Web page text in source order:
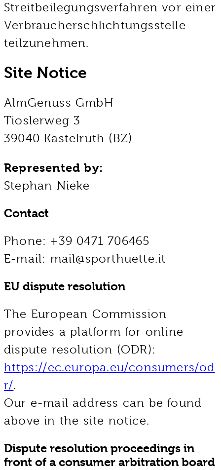
Streitbeilegungsverfahren vor einer
Verbraucherschlichtungsstelle
teilzunehmen.
Site Notice
AlmGenuss GmbH
Tioslerweg 3
39040 Kastelruth (BZ)
Represented by:
Stephan Nieke
Contact
Phone: +39 0471 706465
E-mail: mail@sporthuette.it
EU dispute resolution
The European Commission
provides a platform for online
dispute resolution (ODR):
https://ec.europa.eu/consumers/od
r/.
Our e-mail address can be found
above in the site notice.
Dispute resolution proceedings in
front of a consumer arbitration board